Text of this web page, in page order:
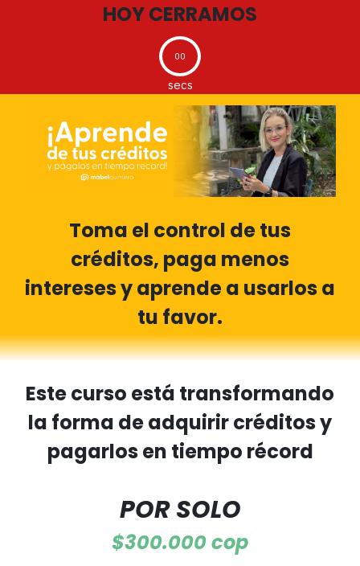
HOY CERRAMOS
00
secs
Toma el control de tus
créditos, paga menos
intereses y aprende a usarlos a
tu favor.
Este curso está transformando
la forma de adquirir créditos y
pagarlos en tiempo récord
POR SOLO
$300.000 cop